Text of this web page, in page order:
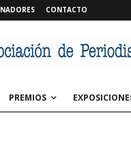
CONTACTO
PREMIOS